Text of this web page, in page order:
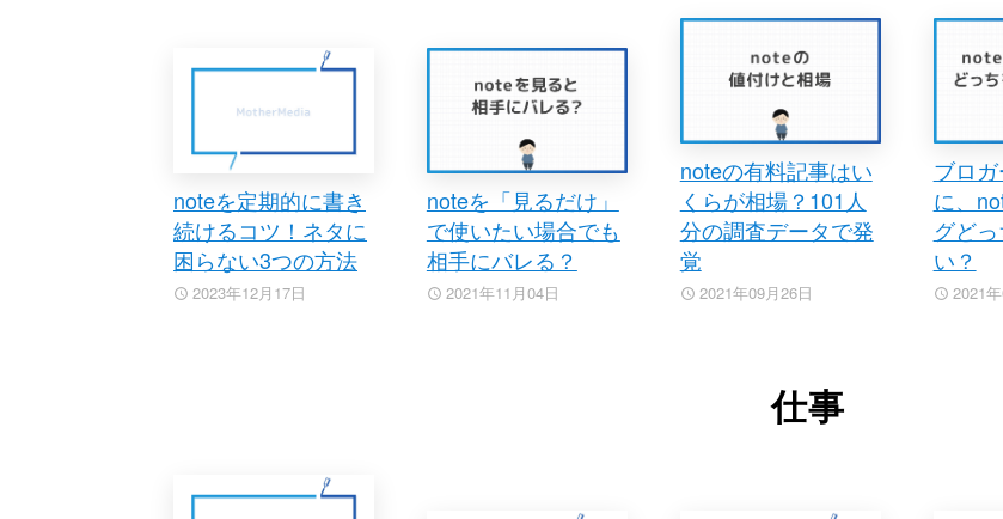
noteを定期的に書き
続けるコツ！ネタに
困らない3つの方法
2023年12月17日
noteを「見るだけ」
で使いたい場合でも
相手にバレる？
2021年11月04日
noteの有料記事はい
くらが相場？101人
分の調査データで発
覚
2021年09月26日
ブロ
に、
グど
い？
2021
仕事